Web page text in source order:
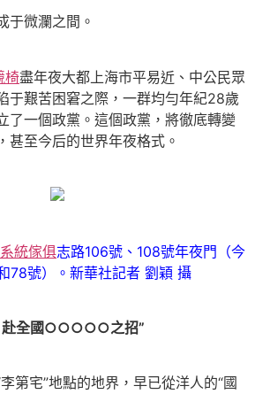
于微瀾之間。
椅盡年夜大都上海市平易近、中公民眾
于艱苦困窘之際，一群均勻年紀28歲
了一個政黨。這個政黨，將徹底轉變
甚至今后的世界年夜格式。
統傢俱志路106號、108號年夜門（今
78號）。新華社記者 劉穎 攝
赴全國○○○○○之招”
第宅”地點的地界，早已從洋人的“國